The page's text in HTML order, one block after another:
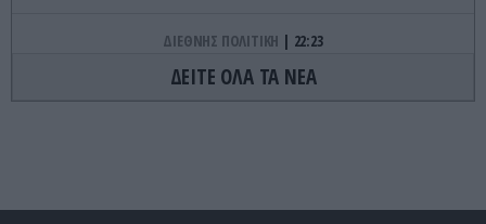
ΔΙΕΘΝΗΣ ΠΟΛΙΤΙΚΗ 22:23
ΗΠΑ: Η Γερουσία ενέκρινε νέο πακέτο κυρώσεων
κατά της Ρωσίας
ΔΕΙΤΕ ΟΛΑ ΤΑ ΝΕΑ